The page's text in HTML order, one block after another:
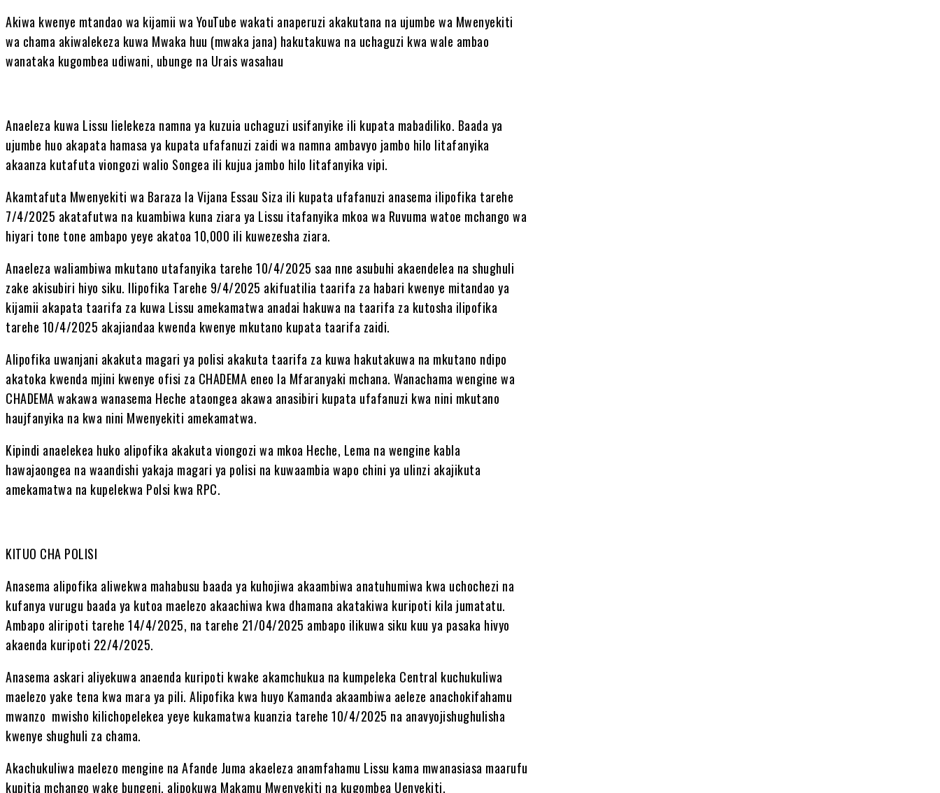
Akiwa kwenye mtandao wa kijamii wa YouTube wakati anaperuzi akakutana na ujumbe wa Mwenyekiti
wa chama akiwalekeza kuwa Mwaka huu (mwaka jana) hakutakuwa na uchaguzi kwa wale ambao
wanataka kugombea udiwani, ubunge na Urais wasahau
Anaeleza kuwa Lissu lielekeza namna ya kuzuia uchaguzi usifanyike ili kupata mabadiliko. Baada ya
ujumbe huo akapata hamasa ya kupata ufafanuzi zaidi wa namna ambavyo jambo hilo litafanyika
akaanza kutafuta viongozi walio Songea ili kujua jambo hilo litafanyika vipi.
Akamtafuta Mwenyekiti wa Baraza la Vijana Essau Siza ili kupata ufafanuzi anasema ilipofika tarehe
7/4/2025 akatafutwa na kuambiwa kuna ziara ya Lissu itafanyika mkoa wa Ruvuma watoe mchango wa
hiyari tone tone ambapo yeye akatoa 10,000 ili kuwezesha ziara.
Anaeleza waliambiwa mkutano utafanyika tarehe 10/4/2025 saa nne asubuhi akaendelea na shughuli
zake akisubiri hiyo siku. Ilipofika Tarehe 9/4/2025 akifuatilia taarifa za habari kwenye mitandao ya
kijamii akapata taarifa za kuwa Lissu amekamatwa anadai hakuwa na taarifa za kutosha ilipofika
tarehe 10/4/2025 akajiandaa kwenda kwenye mkutano kupata taarifa zaidi.
Alipofika uwanjani akakuta magari ya polisi akakuta taarifa za kuwa hakutakuwa na mkutano ndipo
akatoka kwenda mjini kwenye ofisi za CHADEMA eneo la Mfaranyaki mchana. Wanachama wengine wa
CHADEMA wakawa wanasema Heche ataongea akawa anasibiri kupata ufafanuzi kwa nini mkutano
haujfanyika na kwa nini Mwenyekiti amekamatwa.
Kipindi anaelekea huko alipofika akakuta viongozi wa mkoa Heche, Lema na wengine kabla
hawajaongea na waandishi yakaja magari ya polisi na kuwaambia wapo chini ya ulinzi akajikuta
amekamatwa na kupelekwa Polsi kwa RPC.
KITUO CHA POLISI
Anasema alipofika aliwekwa mahabusu baada ya kuhojiwa akaambiwa anatuhumiwa kwa uchochezi na
kufanya vurugu baada ya kutoa maelezo akaachiwa kwa dhamana akatakiwa kuripoti kila jumatatu.
Ambapo aliripoti tarehe 14/4/2025, na tarehe 21/04/2025 ambapo ilikuwa siku kuu ya pasaka hivyo
akaenda kuripoti 22/4/2025.
Anasema askari aliyekuwa anaenda kuripoti kwake akamchukua na kumpeleka Central kuchukuliwa
maelezo yake tena kwa mara ya pili. Alipofika kwa huyo Kamanda akaambiwa aeleze anachokifahamu
mwanzo mwisho kilichopelekea yeye kukamatwa kuanzia tarehe 10/4/2025 na anavyojishughulisha
kwenye shughuli za chama.
Akachukuliwa maelezo mengine na Afande Juma akaeleza anamfahamu Lissu kama mwanasiasa maarufu
kupitia mchango wake bungeni, alipokuwa Makamu Mwenyekiti na kugombea Uenyekiti.